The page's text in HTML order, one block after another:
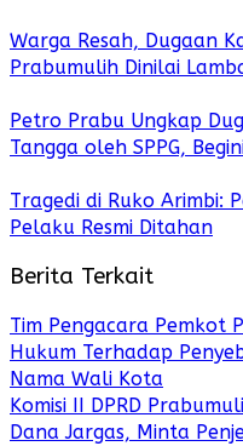
Warga Resah, Dugaan
Prabumulih Dinilai
Petro Prabu Ungkap
Tangga oleh SPPG,
Tragedi di Ruko Arimbi:
Pelaku Resmi Ditahan
Berita Terkait
Tim Pengacara Pemkot
Hukum Terhadap
Nama Wali Kota
Komisi II DPRD
Dana Jargas, Minta